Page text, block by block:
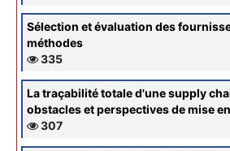
Sélection et évaluation des
méthodes
335
La traçabilité totale d'une supply
obstacles et perspectives de mise
307